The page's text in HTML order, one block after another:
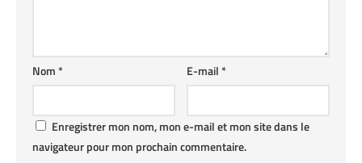
E-mail*
Nom*
Enregistrer mon nom, mon e-mail et mon site dans le
navigateur pour mon prochain commentaire.